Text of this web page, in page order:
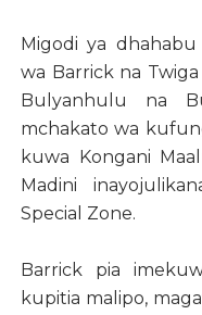
Migodi ya
wa Barrick na
Bulyanhulu na
mchakato wa
kuwa Kongani
Madini
Special Zone.
Barrick pia
kupitia malipo,